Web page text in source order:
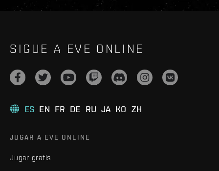
SIGUE A EVE ONLINE
ES EN FR DE RU JA KO ZH
JUGAR A EVE ONLINE
Jugar gratis